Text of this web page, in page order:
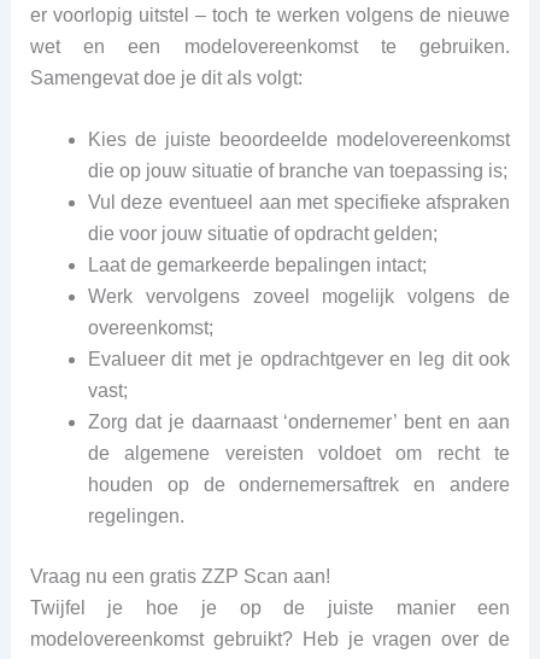
er voorlopig uitstel – toch te werken volgens de nieuwe
wet en een modelovereenkomst te gebruiken.
Samengevat doe je dit als volgt:
Kies de juiste beoordeelde modelovereenkomst
die op jouw situatie of branche van toepassing is;
Vul deze eventueel aan met specifieke afspraken
die voor jouw situatie of opdracht gelden;
Laat de gemarkeerde bepalingen intact;
Werk vervolgens zoveel mogelijk volgens de
overeenkomst;
Evalueer dit met je opdrachtgever en leg dit ook
vast;
Zorg dat je daarnaast ‘ondernemer’ bent en aan
de algemene vereisten voldoet om recht te
houden op de ondernemersaftrek en andere
regelingen.
Vraag nu een gratis ZZP Scan aan!
Twijfel je hoe je op de juiste manier een
modelovereenkomst gebruikt? Heb je vragen over de